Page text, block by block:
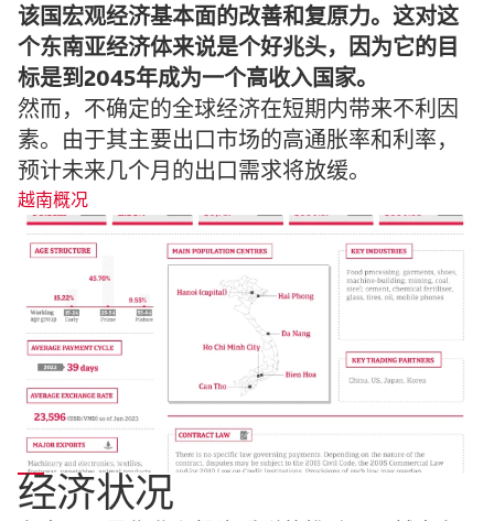
该国宏观经济基本面的改善和复原力。这对这
个东南亚经济体来说是个好兆头，因为它的目
标是到2045年成为一个高收入国家。
然而，不确定的全球经济在短期内带来不利因
素。由于其主要出口市场的高通胀率和利率，
预计未来几个月的出口需求将放缓。
越南概况
经济状况